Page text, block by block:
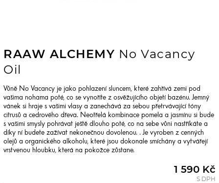
RAAW ALCHEMY No Vacancy
Oil
Vůně No Vacancy je jako pohlazení sluncem, které zahřívá zemi pod
vašima nohama poté, co se vynoříte z osvěžujícího objetí bazénu. Jemný
vánek si hraje s vašimi vlasy a zanechává za sebou přetrvávající tóny
citrusů a cedrového dřeva. Neotřelá kombinace pomela a jasmínu si bude
s vašimi smysly pohrávat ještě dlouho poté, co na sebe vůni nastříkáte a
díky ní budete zažívat nekonečnou dovolenou. . Je vyroben z cenných
olejů a organického alkoholu, které jsou dokonale smíchány a vytvářejí
vrstvenou hloubku, která na pokožce zůstane.
1 590 Kč
S DPH